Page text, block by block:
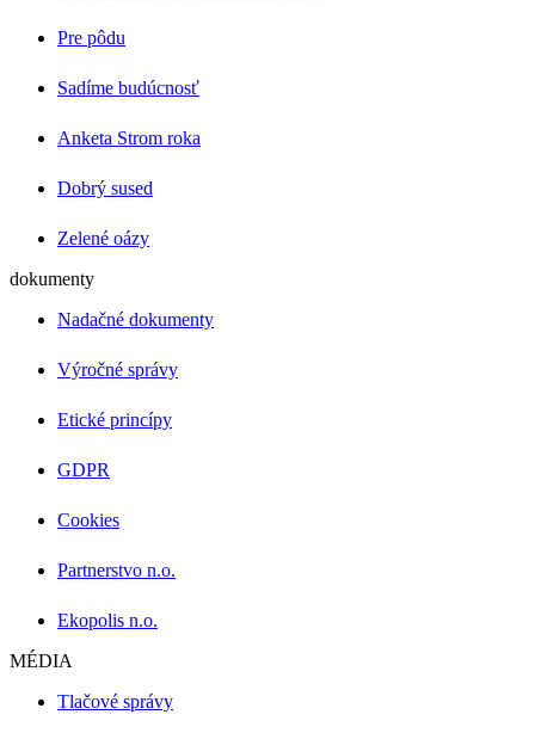
Pre pôdu
Sadíme budúcnosť
Anketa Strom roka
Dobrý sused
Zelené oázy
dokumenty
Nadačné dokumenty
Výročné správy
Etické princípy
GDPR
Cookies
Partnerstvo n.o.
Ekopolis n.o.
MÉDIA
Tlačové správy